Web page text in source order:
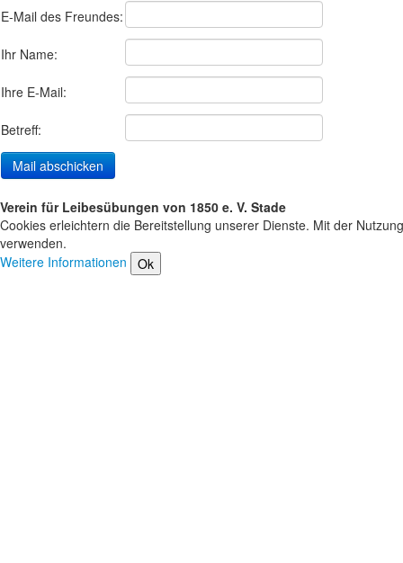
E-Mail des Freundes:
Ihr Name:
Ihre E-Mail:
Betreff:
Verein für Leibesübungen von 1850 e. V. Stade
Cookies erleichtern die Bereitstellung unserer Dienste. Mit der
verwenden.
Weitere Informationen
Ok